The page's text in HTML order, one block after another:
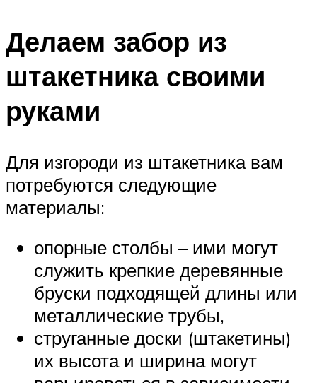
Делаем забор из
штакетника своими
руками
Для изгороди из штакетника вам
потребуются следующие
материалы:
опорные столбы – ими могут
служить крепкие деревянные
бруски подходящей длины или
металлические трубы,
струганные доски (штакетины)
их высота и ширина могут